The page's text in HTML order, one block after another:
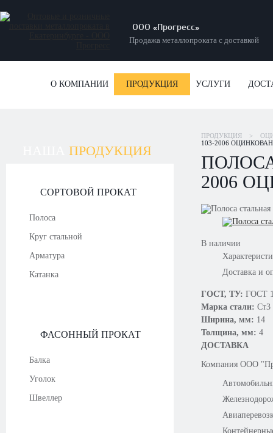
ООО «Прогресс»
Продажа металлопроката с доставкой
О КОМПАНИИ ПРОДУКЦИЯ УСЛУГИ
ПРОДУКЦИЯ
СОРТОВОЙ ПРОКАТ
Полоса
Круг стальной
Арматура
Катанка
ФАСОННЫЙ ПРОКАТ
Балка
Уголок
Швеллер
ПРОДУКЦИЯ >
103-2006
2006
В наличии
Доставка и
ГОСТ, ТУ: ГОСТ
Марка стали: Ст3
Ширина, мм: 14
Толщина, мм: 4
ДОСТАВКА
Компания OOO